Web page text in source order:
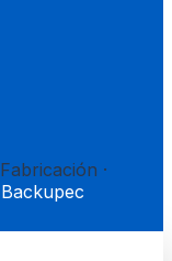
·
Backupec